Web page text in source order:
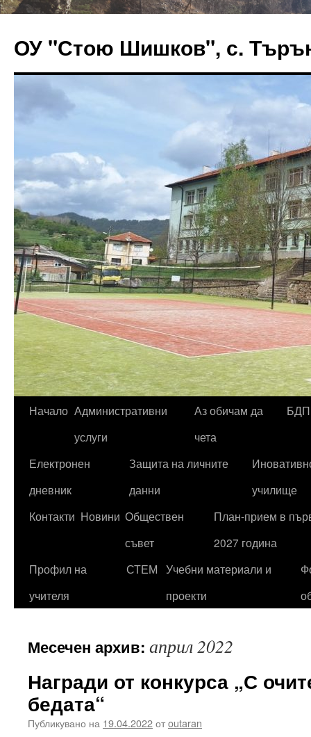
ОУ "Стою Шишков", с.
Към
съдържанието
Начало Административни
услуги
Аз обичам да
чета
БДП
Електронен
дневник
Защита на личните
данни
училище
Контакти Новини Обществен
съвет
План-прием в
2027 година
Профил на
учителя
СТЕМ Учебни материали и
проекти
Месечен архив: април 2022
Награди от конкурса „С
бедата“
Публикувано на 19.04.2022отoutaran